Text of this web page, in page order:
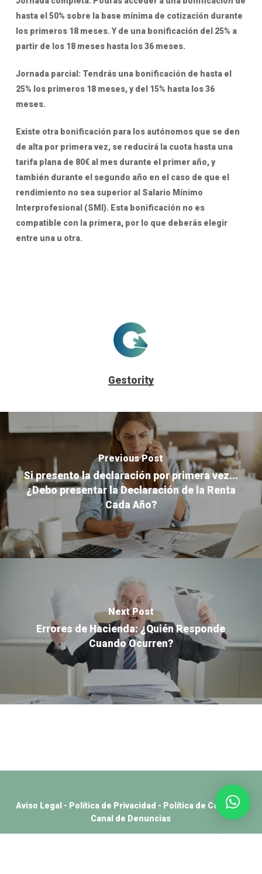
hasta el 50% sobre la base mínima de cotización durante
los primeros 18 meses. Y de una bonificación del 25% a
partir de los 18 meses hasta los 36 meses.
Jornada parcial : Tendrás una bonificación de hasta el
25% los primeros 18 meses, y del 15% hasta los 36
meses.
Existe otra bonificación para los autónomos que se den
de alta por primera vez, se reducirá la cuota hasta una
tarifa plana de 80€ al mes durante el primer año, y
también durante el segundo año en el caso de que el
rendimiento no sea superior al Salario Mínimo
Interprofesional (SMI). Esta bonificación no es
compatible con la primera, por lo que deberás elegir
entre una u otra.
Gestority
Previous Post
Si presento la declaración por primera vez...
¿Debo presentar la Declaración de la Renta
Cada Año?
Next Post
Errores de Hacienda: ¿Quién Responde
Cuando Ocurren?
Aviso Legal - Política de Privacidad - Política de Cookies
Canal de Denuncias